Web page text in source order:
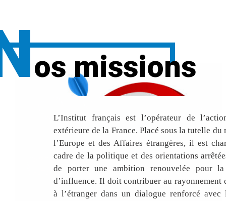
os missions
L’Institut français est l’opérateur de
extérieure de la France. Placé sous la tutelle du
l’Europe et des Affaires étrangères, il est
cadre de la politique et des orientations
de porter une ambition renouvelée pour
d’influence. Il doit contribuer au rayonnement
à l’étranger dans un dialogue renforcé avec